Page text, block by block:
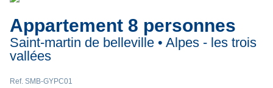
Appartement 8 personnes
Saint-martin de belleville • Alpes - les trois
vallées
Ref. SMB-GYPC01